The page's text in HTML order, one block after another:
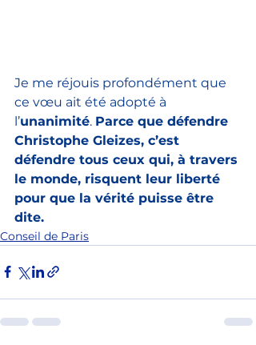
Je me réjouis profondément que
ce vœu ait été adopté à
l’unanimité. Parce que défendre
Christophe Gleizes, c’est
défendre tous ceux qui, à travers
le monde, risquent leur liberté
pour que la vérité puisse être
dite.
Conseil de Paris